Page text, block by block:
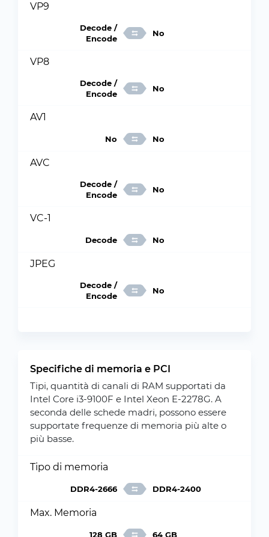
VP9
Decode /
Encode
No
VP8
Decode /
Encode
No
AV1
No No
AVC
Decode /
Encode
No
VC-1
Decode No
JPEG
Decode /
Encode
No
Specifiche di memoria e PCI
Tipi, quantità di canali di RAM supportati da
Intel Core i3-9100F e Intel Xeon E-2278G. A
seconda delle schede madri, possono essere
supportate frequenze di memoria più alte o
più basse.
Tipo di memoria
DDR4-2666 DDR4-2400
Max. Memoria
128 GB 64 GB